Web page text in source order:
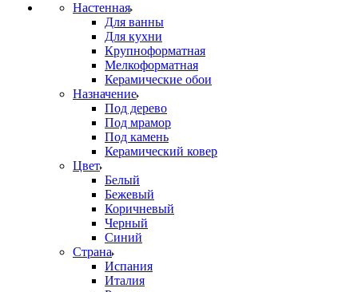
Настенная
Для ванны
Для кухни
Крупноформатная
Мелкоформатная
Керамические обои
Назначение
Под дерево
Под мрамор
Под камень
Керамический ковер
Цвет
Белый
Бежевый
Коричневый
Черный
Синий
Страна
Испания
Италия